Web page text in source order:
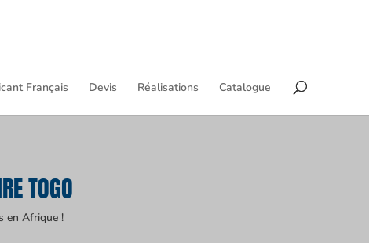
Français Devis Réalisations Catalogue
TOGO
en Afrique !